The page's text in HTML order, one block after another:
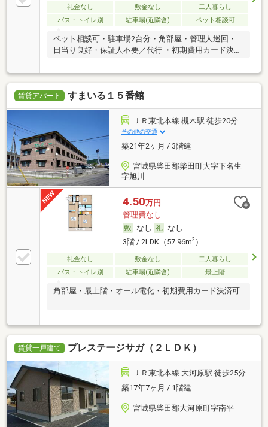
礼金なし 敷金なし
二人暮らし
バス・トイレ別
駐車場(近隣含) ペット相談可
ペット相談可・駐車場2台分・角部屋・管理人巡回・
日当り良好・保証人不要／代行 ・初期費用カード決済
賃貸アパート すまいる１５番館
ＪＲ東北本線 槻木駅 徒歩20分
その他の交通
築21年2ヶ月 / 3階建
宮城県柴田郡柴田町大字下名生
字旭川
4.50万円
管理費なし
なし
なし
3階 / 2LDK（57.96m2）
礼金なし 敷金なし
二人暮らし
バス・トイレ別
駐車場(近隣含) 最上階
角部屋・最上階・オール電化・初期費用カード決済可
賃貸一戸建て プレステージサガ（２ＬＤＫ）
ＪＲ東北本線 大河原駅 徒歩25分
築17年7ヶ月 / 1階建
宮城県柴田郡大河原町字南平